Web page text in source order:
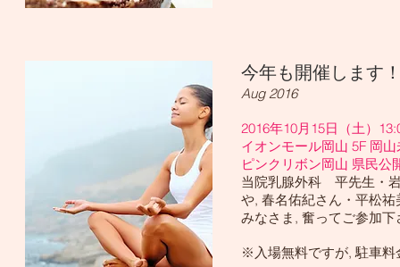
今年も開催します
Aug 2016
2016年10月15日（土）
イオンモール岡山 5F 岡
ピンクリボン岡山 県民公
当院乳腺外科 平先生・
や, 春名佑紀さん・平松
みなさま, 奮ってご参加下
​※入場無料ですが, 駐車